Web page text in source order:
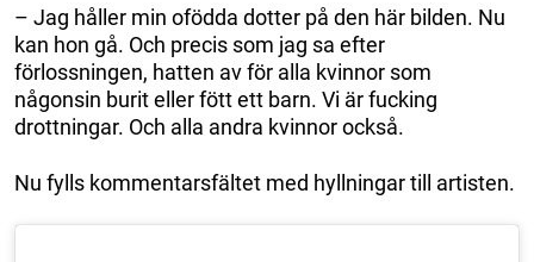
– Jag håller min ofödda dotter på den här bilden. Nu
kan hon gå. Och precis som jag sa efter
förlossningen, hatten av för alla kvinnor som
någonsin burit eller fött ett barn. Vi är fucking
drottningar. Och alla andra kvinnor också.
Nu fylls kommentarsfältet med hyllningar till artisten.